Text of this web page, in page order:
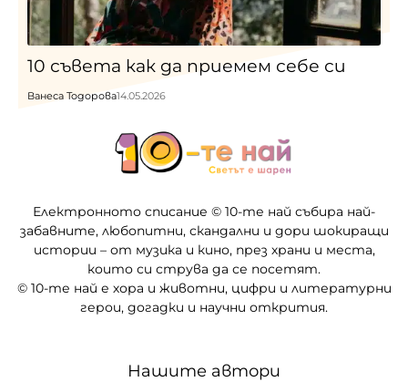
10 съвета как да приемем себе си
Ванеса Тодорова14.05.2026
Електронното списание © 10-те най събира най-
забавните, любопитни, скандални и дори шокиращи
истории – от музика и кино, през храни и места,
които си струва да се посетят.
© 10-те най е хора и животни, цифри и литературни
герои, догадки и научни открития.
Нашите автори